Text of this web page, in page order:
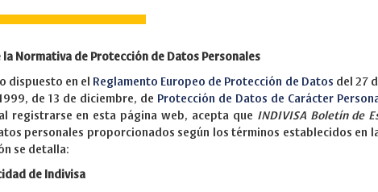
Normativa de Protección de Datos Personales
dispuesto en el Reglamento Europeo de Protección de Datos del 27
de 13 de diciembre, de Protección de Datos de Carácter
registrarse en esta página web, acepta que INDIVISA Boletín de
personales proporcionados según los términos establecidos en
se detalla:
de Indivisa